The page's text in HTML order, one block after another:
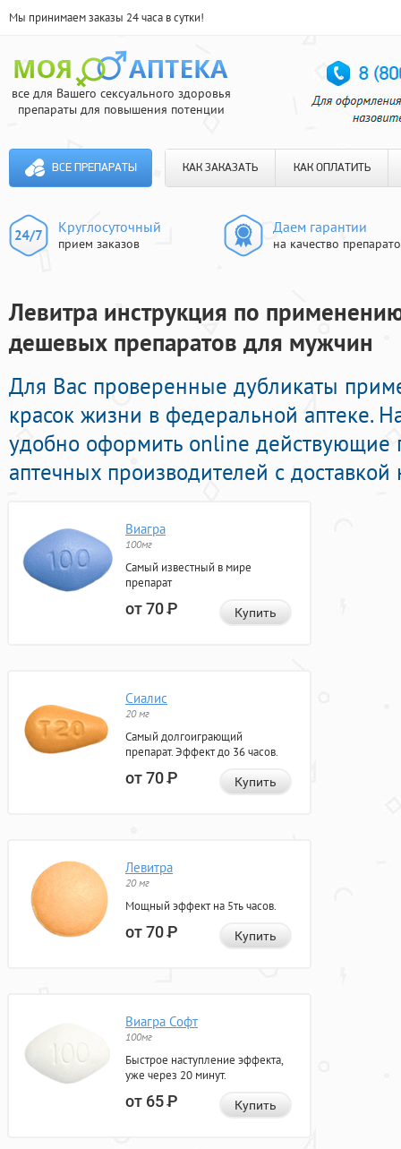
Мы принимаем заказы 24 часа в сутки!
все для Вашего сексуального здоровья
препараты для повышения потенции
ВСЕ ПРЕПАРАТЫ КАК ЗАКАЗАТЬ КАК ОПЛАТИТЬ
Круглосуточный
прием заказов
Даем гарантии
на качество
Левитра инструкция по
дешевых препаратов для мужчин
Для Вас проверенные дубликаты
красок жизни в федеральной аптеке.
удобно оформить online действующие
аптечных производителей с
Виагра
100мг
Самый известный в мире
препарат
от 70Р Купить
Сиалис
20 мг
Самый долгоиграющий
препарат. Эффект до 36 часов.
от 70Р Купить
Левитра
20 мг
Мощный эффект на 5ть часов.
от 70Р Купить
Виагра Софт
100мг
Быстрое наступление эффекта,
уже через 20 минут.
от 65Р Купить